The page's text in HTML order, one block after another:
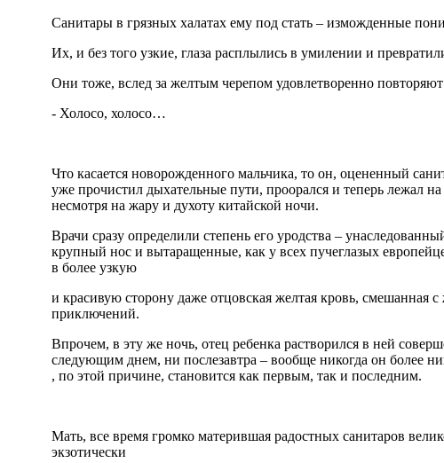
Санитары в грязных халатах ему под стать – изможденные
Их, и без того узкие, глаза расплылись в умилении и
Они тоже, вслед за желтым черепом удовлетворенно
- Холосо, холосо…
Что касается новорожденного мальчика, то он, оцененный
уже прочистил дыхательные пути, проорался и теперь лежал на
несмотря на жару и духоту китайской ночи.
Врачи сразу определили степень его уродства –
крупный нос и вытаращенные, как у всех пучеглазых
в более узкую
и красивую сторону даже отцовская желтая кровь, смешанная
приключений.
Впрочем, в эту же ночь, отец ребенка растворился в ней
следующим днем, ни послезавтра – вообще никогда он более
, по этой причине, становится как первым, так и последним.
Мать, все время громко матерившая радостных санитаров
экзотически